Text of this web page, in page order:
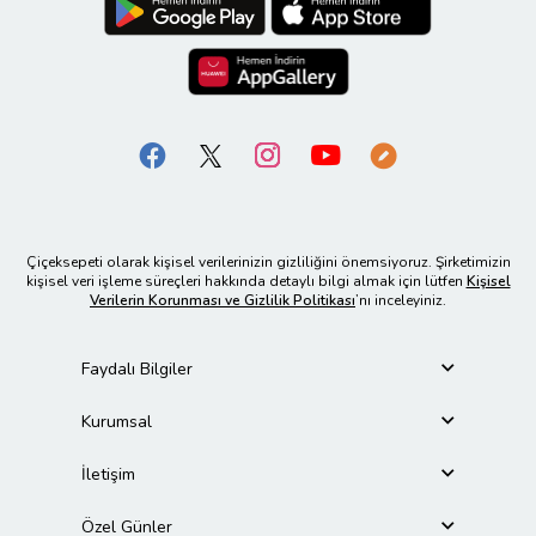
Çiçeksepeti olarak kişisel verilerinizin gizliliğini önemsiyoruz. Şirketimizin
kişisel veri işleme süreçleri hakkında detaylı bilgi almak için lütfen Kişisel
Verilerin Korunması ve Gizlilik Politikası’nı inceleyiniz.
Faydalı Bilgiler
Kurumsal
İletişim
Özel Günler